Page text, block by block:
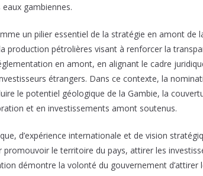
gambiennes.
un pilier essentiel de la stratégie en amont de
pétrolières visant à renforcer la
en amont, en alignant le cadre
étrangers. Dans ce contexte, la
le potentiel géologique de la Gambie, la
et en investissements amont soutenus.
d’expérience internationale et de vision
le territoire du pays, attirer les
démontre la volonté du gouvernement